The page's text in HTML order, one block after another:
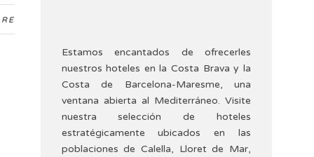
Estamos encantados de ofrecerles
nuestros hoteles en la Costa Brava y la
Costa de Barcelona-Maresme, una
ventana abierta al Mediterráneo. Visite
nuestra selección de hoteles
estratégicamente ubicados en las
poblaciones de Calella, Lloret de Mar,